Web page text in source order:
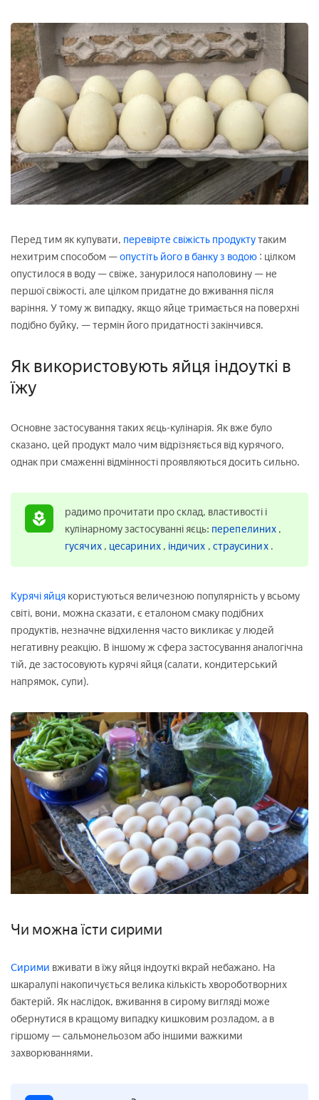
Перед тим як купувати, перевірте свіжість продуктутаким
нехитрим способом —опустіть його в банку з водою : цілком
опустилося в воду — свіже, занурилося наполовину — не
першої свіжості, але цілком придатне до вживання після
варіння. У тому ж випадку, якщо яйце тримається на поверхні
подібно буйку, — термін його придатності закінчився.
Як використовують яйця індоуткі в
їжу
Основне застосування таких яєць-кулінарія. Як вже було
сказано, цей продукт мало чим відрізняється від курячого,
однак при смаженні відмінності проявляються досить сильно.
радимо прочитати про склад, властивості і
кулінарному застосуванні яєць: перепелиних ,
гусячих , цесариних , індичих , страусиних .
Курячі яйця користуються величезною популярність у всьому
світі, вони, можна сказати, є еталоном смаку подібних
продуктів, незначне відхилення часто викликає у людей
негативну реакцію. В іншому ж сфера застосування аналогічна
тій, де застосовують курячі яйця (салати, кондитерський
напрямок, супи).
Чи можна їсти сирими
Сирими вживати в їжу яйця індоуткі вкрай небажано. На
шкаралупі накопичується велика кількість хвороботворних
бактерій. Як наслідок, вживання в сирому вигляді може
обернутися в кращому випадку кишковим розладом, а в
гіршому — сальмонельозом або іншими важкими
захворюваннями.